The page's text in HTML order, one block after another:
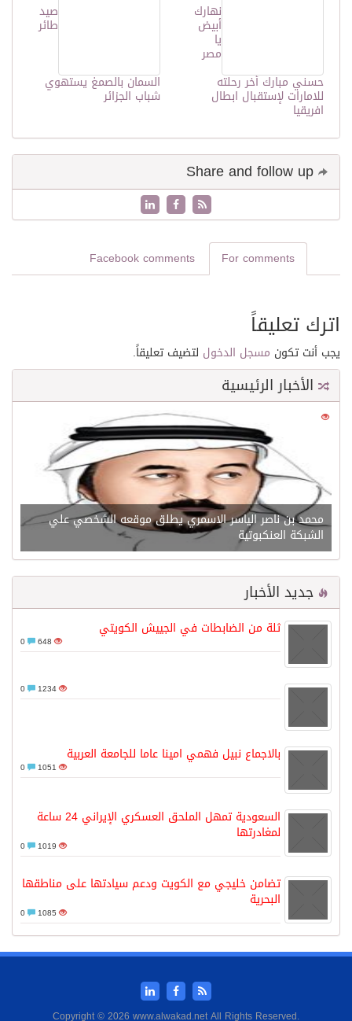
صيد
طائر
السمان بالصمغ يستهوي
شباب الجزائر
نهارك
أبيض
يا
مصر
حسني مبارك أخر رحلته
للامارات لإستقبال ابطال
افريقيا
For comments
Facebook comments
اترك تعليقاً
يجب أنت تكون مسجل الدخول لتضيف تعليقاً.
الأخبار الرئيسية
21637
محمد بن ناصر الياسر الاسمري يطلق موقعه الشخصي علي
الشبكة العنكبوتية
جديد الأخبار
ثلة من الضابطات في الجييش الكويتي
648
1234
بالاجماع نبيل فهمي امينا عاما للجامعة العربية
1051
السعودية تمهل الملحق العسكري الإيراني 24 ساعة
لمغادرتها
1019
تضامن خليجي مع الكويت ودعم سيادتها على مناطقها
البحرية
1085
Copyright © 2026 www.alwakad.net All Rights Reserved.